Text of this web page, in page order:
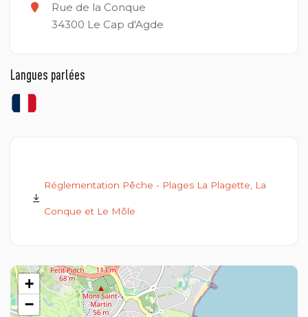
Rue de la Conque
34300 Le Cap d'Agde
Langues parlées
Réglementation Pêche - Plages La Plagette, La
Conque et Le Môle
+
−